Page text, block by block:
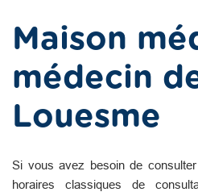
Maison
médecin
Louesme
Si vous avez besoin de
horaires classiques de